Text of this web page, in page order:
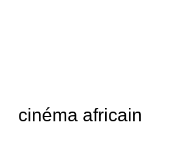
cinéma africain